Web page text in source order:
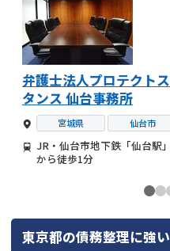
弁護士法人プロテクトス
タンス 仙台事務所
宮城県 仙台市
JR・仙台市地下鉄「仙台駅」
から徒歩1分
東京都の債務整理に強い